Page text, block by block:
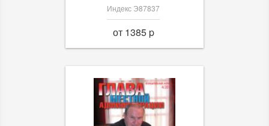
Индекс Э87837
от 1385 p